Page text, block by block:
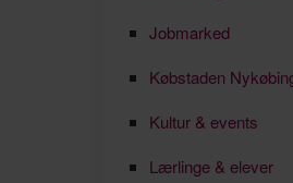
Jobmarked
Købstaden
Kultur & events
Lærlinge & elever